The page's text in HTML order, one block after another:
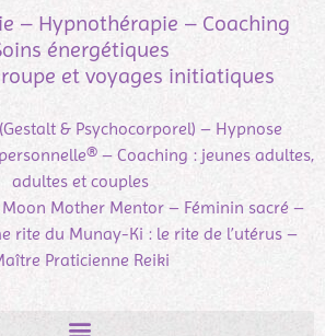
– Hypnothérapie – Coaching
énergétiques
et voyages initiatiques
& Psychocorporel) – Hypnose
– Coaching : jeunes adultes,
adultes et couples
Mother Mentor – Féminin sacré –
rite du Munay-Ki : le rite de l’utérus –
Praticienne Reiki